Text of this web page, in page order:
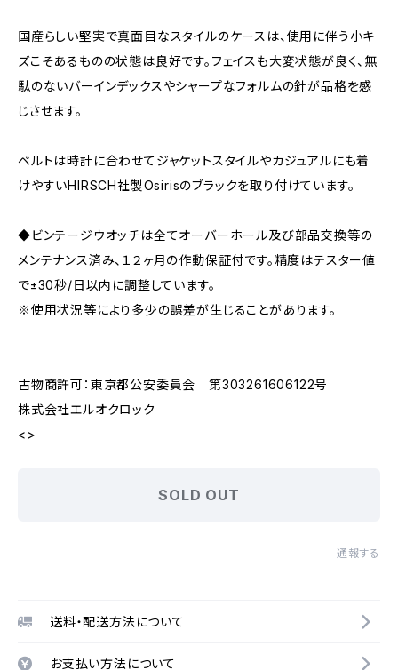
国産らしい堅実で真面目なスタイルのケースは、使用に伴う小キ
ズこそあるものの状態は良好です。フェイスも大変状態が良く、無
駄のないバーインデックスやシャープなフォルムの針が品格を感
じさせます。
ベルトは時計に合わせてジャケットスタイルやカジュアルにも着
けやすいHIRSCH社製Osirisのブラックを取り付けています。
◆ビンテージウオッチは全てオーバーホール及び部品交換等の
メンテナンス済み、１２ヶ月の作動保証付です。精度はテスター値
で±30秒/日以内に調整しています。
※使用状況等により多少の誤差が生じることがあります。
古物商許可：東京都公安委員会 第303261606122号
株式会社エルオクロック
<>
SOLD OUT
通報する
送料・配送方法について
お支払い方法について